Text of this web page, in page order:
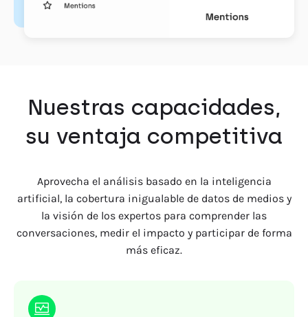
Nuestras capacidades,
su ventaja competitiva
Aprovecha el análisis basado en la inteligencia
artificial, la cobertura inigualable de datos de medios y
la visión de los expertos para comprender las
conversaciones, medir el impacto y participar de forma
más eficaz.